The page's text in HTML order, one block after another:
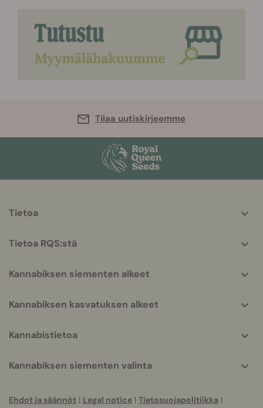
Tilaa uutiskirjeemme
helpful
Tietoa
Tietoa RQS:stä
Kannabiksen siementen alkeet
Kannabiksen kasvatuksen alkeet
Kannabistietoa
Kannabiksen siementen valinta
Ehdot ja säännöt | Legal notice | Tietosuojapolitiikka |